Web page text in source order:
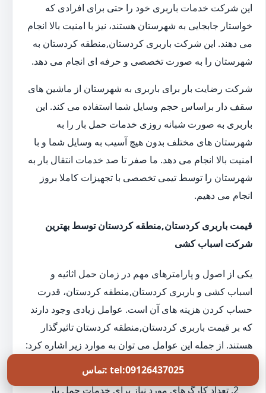
این شرکت خدمات باربری خود را حتی برای افرادی که
خواستار جابجایی به شهرستان هستند، نیز با امنیت بالا انجام
می دهند. این شرکت باربری کردستان,منطقه کردستان به
شهرستان را به صورت تخصصی و حرفه ای انجام می دهد.
شرکت رضایت بار برای باربری به شهرستان از ماشین های
سقف دار براساس حجم وسایل شما استفاده می کند. این
باربری به صورت شبانه روزی خدمات حمل بار را به
شهرستان های مختلف بدون هیچ آسیب به وسایل شما و با
امنیت بالا انجام می دهد. ما صفر تا صد خدمات انتقال بار به
شهرستان را توسط تیمی تخصصی با تجهیزات کاملا بروز
انجام می دهیم.
قیمت باربری کردستان,منطقه کردستان توسط بهترین
شرکت اسباب کشی
یکی از اصول و پارامترهای مهم در زمان حمل اثاثیه و
اسباب کشی و باربری کردستان,منطقه کردستان، قدرت
حساب کردن هزینه های آن است. عوامل زیادی وجود دارند
که بر قیمت باربری کردستان,منطقه کردستان تاثیرگذار
هستند. از جمله این عوامل می توان به موارد زیر اشاره کرد:
مسافت بین مبدا و مقصد
تعداد کارگرهای مورد نیاز برای خدمات حمل بار
تماس: tel:09126437025